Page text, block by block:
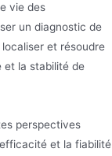
vie des
un diagnostic de
et résoudre
et la stabilité de
perspectives
et la fiabilité